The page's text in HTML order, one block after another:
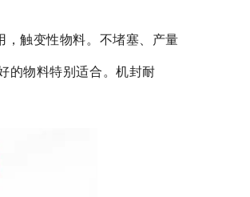
触变性物料。 不堵塞、产量
的物料特别适合。机封耐